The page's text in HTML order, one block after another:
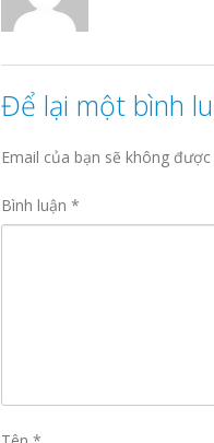
Để lại một bình
Email của bạn sẽ không
Bình luận *